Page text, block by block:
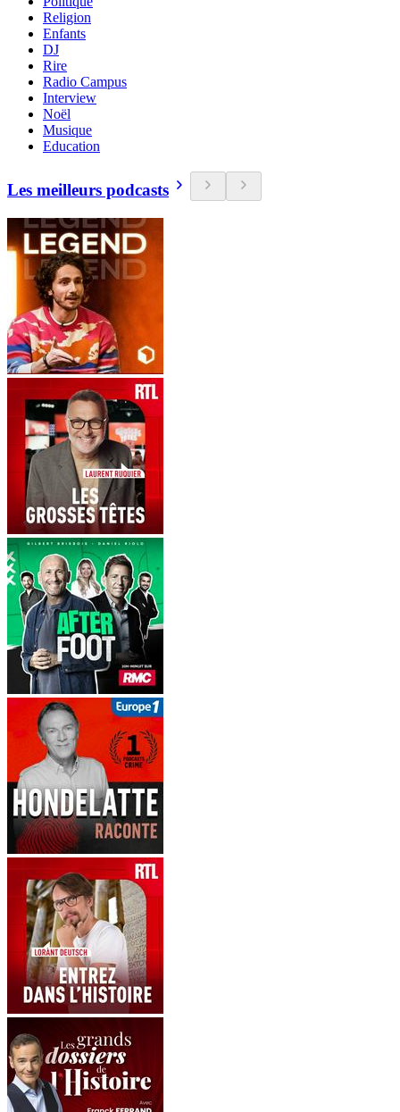
Religion
Enfants
DJ
Rire
Radio Campus
Interview
Noël
Musique
Education
Les meilleurs podcasts